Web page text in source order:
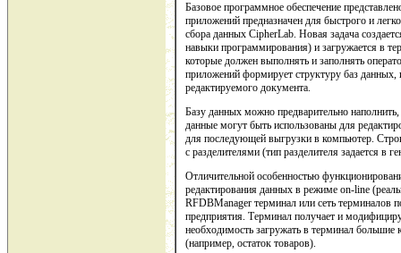
Базовое программное обеспечение
приложений предназначен для быстрого и
сбора данных CipherLab. Новая задача
навыки программирования) и загружается в
которые должен выполнять и заполнять
приложений формирует структуру баз
редактируемого документа.
Базу данных можно предварительно
данные могут быть использованы для
для последующей выгрузки в компьютер.
с разделителями (тип разделителя задается в
Отличительной особенностью
редактирования данных в режиме on-line
RFDBManager терминал или сеть терминалов
предприятия. Терминал получает и
необходимость загружать в терминал большие
(например, остаток товаров).